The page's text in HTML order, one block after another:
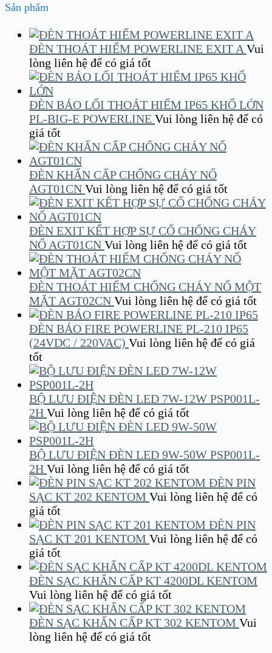
Sản phẩm
ĐÈN THOÁT HIỂM POWERLINE EXIT A Vui
lòng liên hệ để có giá tốt
ĐÈN BÁO LỐI THOÁT HIỂM IP65 KHỔ LỚN
PL-BIG-E POWERLINE Vui lòng liên hệ để có
giá tốt
ĐÈN KHẨN CẤP CHỐNG CHÁY NỔ
AGT01CN Vui lòng liên hệ để có giá tốt
ĐÈN EXIT KẾT HỢP SỰ CỐ CHỐNG CHÁY
NỔ AGT01CN Vui lòng liên hệ để có giá tốt
ĐÈN THOÁT HIỂM CHỐNG CHÁY NỔ MỘT
MẶT AGT02CN Vui lòng liên hệ để có giá tốt
ĐÈN BÁO FIRE POWERLINE PL-210 IP65
(24VDC / 220VAC) Vui lòng liên hệ để có giá
tốt
BỘ LƯU ĐIỆN ĐÈN LED 7W-12W PSP001L-
2H Vui lòng liên hệ để có giá tốt
BỘ LƯU ĐIỆN ĐÈN LED 9W-50W PSP001L-
2H Vui lòng liên hệ để có giá tốt
ĐÈN PIN
SẠC KT 202 KENTOM Vui lòng liên hệ để có
giá tốt
ĐÈN PIN
SẠC KT 201 KENTOM Vui lòng liên hệ để có
giá tốt
ĐÈN SẠC KHẨN CẤP KT 4200DL KENTOM
Vui lòng liên hệ để có giá tốt
ĐÈN SẠC KHẨN CẤP KT 302 KENTOM Vui
lòng liên hệ để có giá tốt